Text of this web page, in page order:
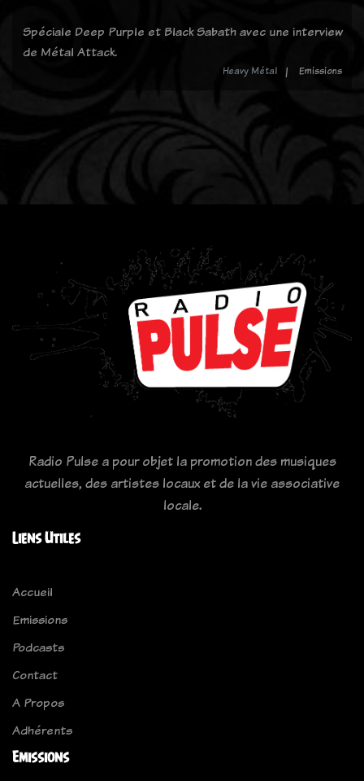
Spéciale Deep Purple et Black Sabath avec une interview
de Métal Attack.
Heavy Métal Emissions
Radio Pulse a pour objet la promotion des musiques
actuelles, des artistes locaux et de la vie associative
locale.
Liens Utiles
Accueil
Emissions
Podcasts
Contact
A Propos
Adhérents
Emissions